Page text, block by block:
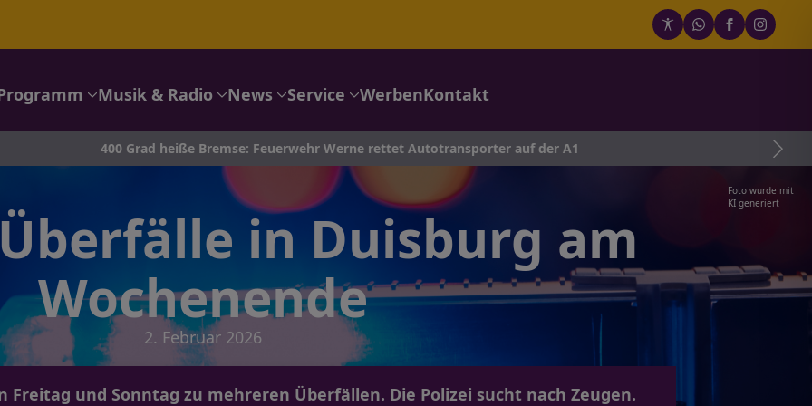
Musik & Radio News Service WerbenKontakt
Grad heiße Bremse: Feuerwehr Werne rettet Autotransporter auf der A1
Foto wurde mit
KI generiert
in Duisburg am
Wochenende
2. Februar 2026
Freitag und Sonntag zu mehreren Überfällen. Die Polizei sucht nach Zeugen.